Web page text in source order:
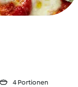
4 Portionen